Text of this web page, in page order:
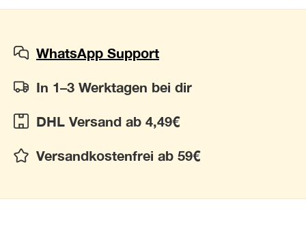
WhatsApp Support
In 1–3 Werktagen bei dir
DHL Versand ab 4,49€
Versandkostenfrei ab 59€